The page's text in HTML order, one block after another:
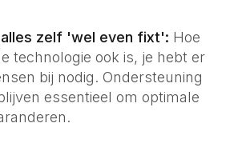
alles zelf 'wel even fixt': Hoe
technologie ook is, je hebt er
bij nodig. Ondersteuning
essentieel om optimale